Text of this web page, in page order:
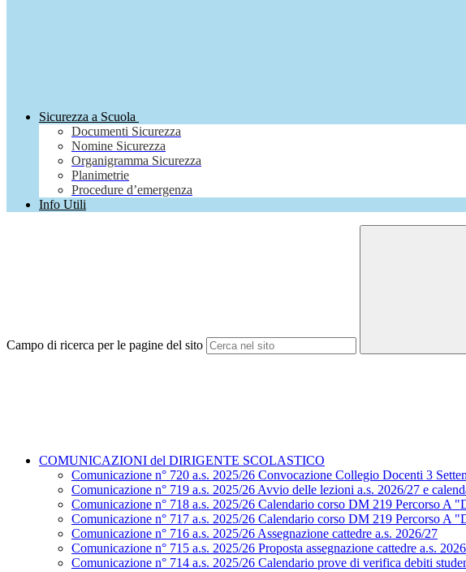
Sicurezza a Scuola
Documenti Sicurezza
Nomine Sicurezza
Organigramma Sicurezza
Planimetrie
Procedure d’emergenza
Info Utili
Campo di ricerca per le pagine del sito
COMUNICAZIONI del DIRIGENTE SCOLASTICO
Comunicazione n° 720 a.s. 2025/26 Convocazione Collegio Docenti 3
Comunicazione n° 719 a.s. 2025/26 Avvio delle lezioni a.s. 2026/27 e
Comunicazione n° 718 a.s. 2025/26 Calendario corso DM 219 Percorso
Comunicazione n° 717 a.s. 2025/26 Calendario corso DM 219 Percorso
Comunicazione n° 716 a.s. 2025/26 Assegnazione cattedre a.s. 2026/27
Comunicazione n° 715 a.s. 2025/26 Proposta assegnazione cattedre a.s.
Comunicazione n° 714 a.s. 2025/26 Calendario prove di verifica debiti